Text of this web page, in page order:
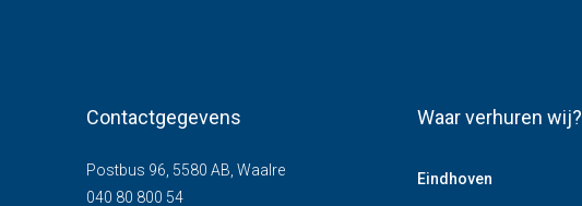
Contactgegevens
Postbus 96, 5580 AB, Waalre
040 80 800 54
Waar verhuren wij?
Eindhoven